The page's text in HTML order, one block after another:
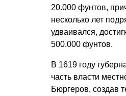
20.000 фунтов,
несколько лет
удваивался,
500.000 фунтов.
В 1619 году
часть власти
Бюргеров, создав